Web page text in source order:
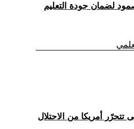
لضمان جودة التعليم
تتحرّر أمريكا من الاحتلال